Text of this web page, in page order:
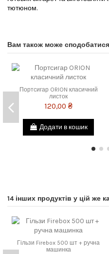
тютюном.
Вам також може сподобатися
Портсигар ORION класичний
листок
120,00 ₴
Додати в кошик
14 інших продуктів у цій же
Гільзи Firebox 500 шт + ручна
машинка